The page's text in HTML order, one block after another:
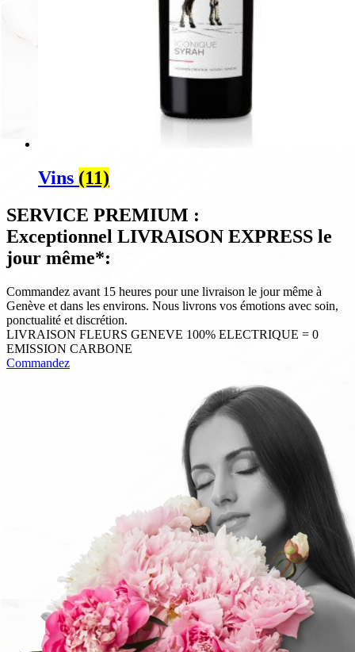
Vins (11)
SERVICE PREMIUM :
Exceptionnel LIVRAISON EXPRESS le
jour même*:
Commandez avant 15 heures pour une livraison le jour même à
Genève et dans les environs. Nous livrons vos émotions avec soin,
ponctualité et discrétion.
LIVRAISON FLEURS GENEVE 100% ELECTRIQUE = 0
EMISSION CARBONE
Commandez